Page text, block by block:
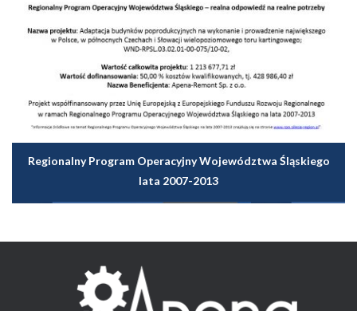
Regionalny Program Operacyjny Województwa Śląskiego
lata 2007-2013